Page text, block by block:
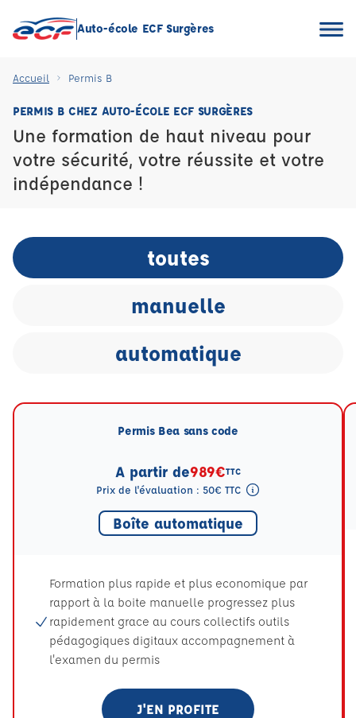
Auto-école ECF Surgères
Accueil Permis B
PERMIS B CHEZ AUTO-ÉCOLE ECF SURGÈRES
Une formation de haut niveau pour
votre sécurité, votre réussite et votre
indépendance !
toutes
manuelle
automatique
Permis Bea sans code
A partir de989€TTC
Prix de l'évaluation : 50€ TTC
Boîte automatique
Formation plus rapide et plus economique par
rapport à la boite manuelle progressez plus
rapidement grace au cours collectifs outils
pédagogiques digitaux accompagnement à
l'examen du permis
J'EN PROFITE